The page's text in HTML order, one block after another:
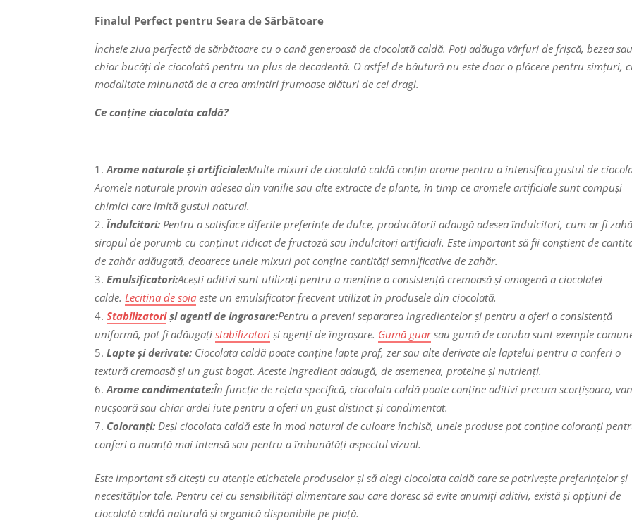
Finalul Perfect pentru Seara de Sărbătoare
Încheie ziua perfectă de sărbătoare cu o cană generoasă de ciocolată caldă. Poți adăuga vârfuri de frișcă, bezea sau
chiar bucăți de ciocolată pentru un plus de decadentă. O astfel de băutură nu este doar o plăcere pentru simțuri,
modalitate minunată de a crea amintiri frumoase alături de cei dragi.
Ce conține ciocolata caldă?
Arome naturale și artificiale:Multe mixuri de ciocolată caldă conțin arome pentru a intensifica gustul de
Aromele naturale provin adesea din vanilie sau alte extracte de plante, în timp ce aromele artificiale sunt compuși
chimici care imită gustul natural.
Îndulcitori: Pentru a satisface diferite preferințe de dulce, producătorii adaugă adesea îndulcitori, cum ar fi
siropul de porumb cu conținut ridicat de fructoză sau îndulcitori artificiali. Este important să fii conștient de
de zahăr adăugată, deoarece unele mixuri pot conține cantități semnificative de zahăr.
Emulsificatori:Acești aditivi sunt utilizați pentru a menține o consistență cremoasă și omogenă a ciocolatei
calde. Lecitina de soia este un emulsificator frecvent utilizat în produsele din ciocolată.
Stabilizatoriși agenti de ingrosare:Pentru a preveni separarea ingredientelor și pentru a oferi o consistență
uniformă, pot fi adăugațistabilizatori și agenți de îngroșare. Gumă guarsau gumă de caruba sunt exemple
Lapte și derivate: Ciocolata caldă poate conține lapte praf, zer sau alte derivate ale laptelui pentru a conferi o
textură cremoasă și un gust bogat. Aceste ingredient adaugă, de asemenea, proteine și nutrienți.
Arome condimentate:În funcție de rețeta specifică, ciocolata caldă poate conține aditivi precum scorțișoara,
nucșoară sau chiar ardei iute pentru a oferi un gust distinct și condimentat.
Coloranți: Deși ciocolata caldă este în mod natural de culoare închisă, unele produse pot conține coloranți
conferi o nuanță mai intensă sau pentru a îmbunătăți aspectul vizual.
Este important să citești cu atenție etichetele produselor și să alegi ciocolata caldă care se potrivește preferințelor și
necesităților tale. Pentru cei cu sensibilități alimentare sau care doresc să evite anumiți aditivi, există și opțiuni de
ciocolată caldă naturală și organică disponibile pe piață.